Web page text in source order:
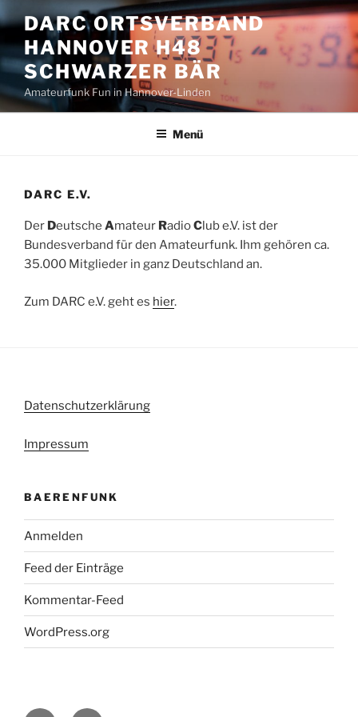
Inhalt
springen
DARC ORTSVERBAND
HANNOVER H48
SCHWARZER BÄR
Amateurfunk Fun in Hannover-Linden
Menü
DARC E.V.
Der Deutsche Amateur RadioClub e.V. ist der
Bundesverband für den Amateurfunk. Ihm gehören ca.
35.000 Mitglieder in ganz Deutschland an.
Zum DARC e.V. geht es hier.
Datenschutzerklärung
Impressum
BAERENFUNK
Anmelden
Feed der Einträge
Kommentar-Feed
WordPress.org